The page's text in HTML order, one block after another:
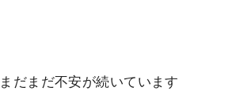
だまだ不安が続いています